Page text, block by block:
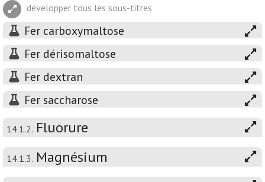
développer tous les sous-titres
Fer carboxymaltose
Fer dérisomaltose
Fer dextran
Fer saccharose
14.1.2. Fluorure
14.1.3. Magnésium